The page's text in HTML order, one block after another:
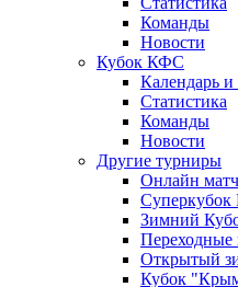
Команды
Новости
Кубок КФС
Календарь и
Статистика
Команды
Новости
Другие турниры
Онлайн
Зимний
Открытый
Кубок